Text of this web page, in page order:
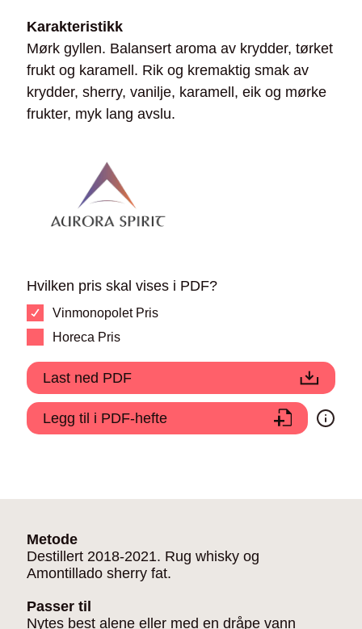
Karakteristikk
Mørk gyllen. Balansert aroma av krydder, tørket
frukt og karamell. Rik og kremaktig smak av
krydder, sherry, vanilje, karamell, eik og mørke
frukter, myk lang avslu.
Hvilken pris skal vises i PDF?
Vinmonopolet Pris
Horeca Pris
Last ned PDF
Legg til i PDF-hefte
Metode
Destillert 2018-2021. Rug whisky og
Amontillado sherry fat.
Passer til
Nytes best alene eller med en dråpe vann